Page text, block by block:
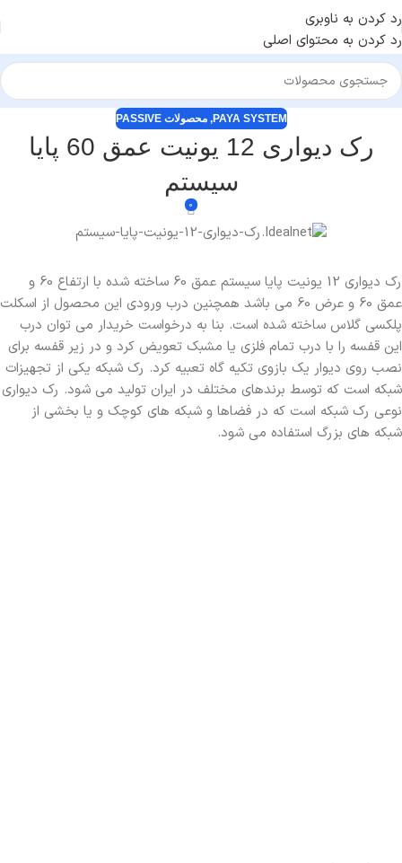
رد کردن به ناوبری
رد کردن به محتوای اصلی
PAYA SYSTEM
,محصولات PASSIVE
رک دیواری 12 یونیت عمق 60 پایا
سیستم
0
رک دیواری 12 یونیت پایا سیستم عمق 60 ساخته شده با ارتفاع 60 و
عمق 60 و عرض 60 می باشد همچنین درب ورودی این محصول از اسکلت
پلکسی گلاس ساخته شده است. بنا به درخواست خریدار می توان درب
این قفسه را با درب تمام فلزی یا مشبک تعویض کرد و در زیر قفسه برای
نصب روی دیوار یک بازوی تکیه گاه تعبیه کرد. رک شبکه یکی از تجهیزات
شبکه است که توسط برندهای مختلف در ایران تولید می شود. رک دیواری
نوعی رک شبکه است که در فضاها و شبکه های کوچک و یا بخشی از
شبکه های بزرگ استفاده می شود.